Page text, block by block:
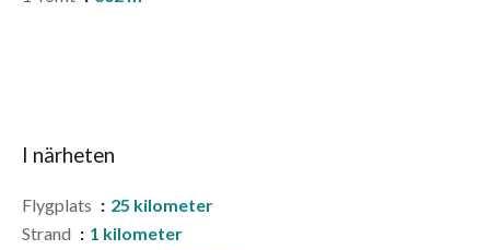
I närheten
Flygplats
25 kilometer
Strand
1 kilometer